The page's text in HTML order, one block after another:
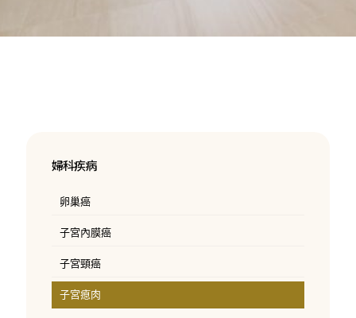
婦科疾病
卵巢癌
子宮內膜癌
子宮頸癌
子宮瘜肉